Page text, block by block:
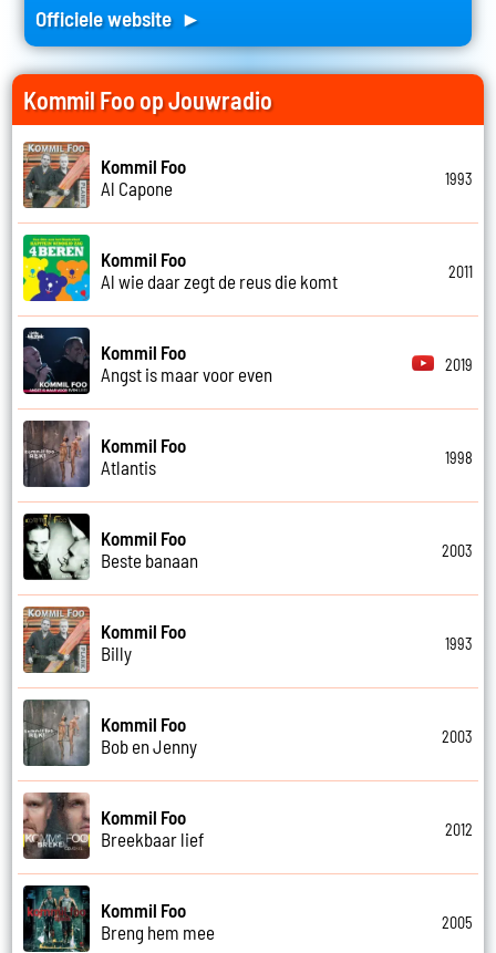
Officiele website ►
Kommil Foo op Jouwradio
Kommil Foo
Al Capone
1993
Kommil Foo
Al wie daar zegt de reus die komt
2011
Kommil Foo
Angst is maar voor even
2019
Kommil Foo
Atlantis
1998
Kommil Foo
Beste banaan
2003
Kommil Foo
Billy
1993
Kommil Foo
Bob en Jenny
2003
Kommil Foo
Breekbaar lief
2012
Kommil Foo
Breng hem mee
2005